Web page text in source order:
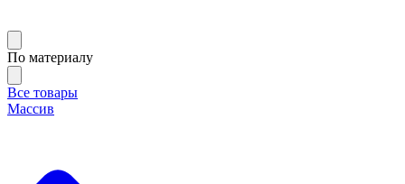
По материалу
Все товары
Массив